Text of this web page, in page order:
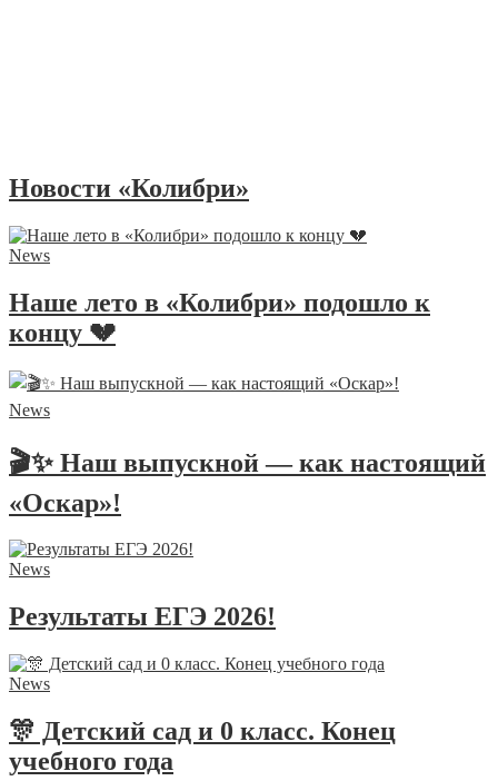
Новости «Колибри»
News
Наше лето в «Колибри» подошло к
концу 💔
News
🎬✨ Наш выпускной — как настоящий
«Оскар»!
News
Результаты ЕГЭ 2026!
News
🎊 Детский сад и 0 класс. Конец
учебного года